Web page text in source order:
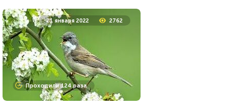
21 января 2022 2762
Проходили 124 раза